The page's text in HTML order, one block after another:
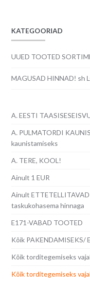
KATEGOORIAD
UUED TOOTED
MAGUSAD HINNAD! sh
A. EESTI
A. PULMATORDI
kaunistamiseks
A. TERE, KOOL!
Ainult 1 EUR
Ainult
taskukohasema hinnaga
E171-VABAD TOOTED
Kõik PAKENDAMISEKS/
Kõik torditegemiseks
Kõik torditegemiseks